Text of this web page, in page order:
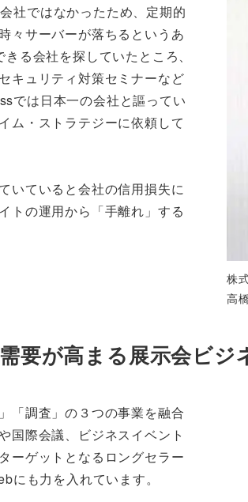
社ではなかったため、定期的
々サーバーが落ちるというあ
る会社を探していたところ、
キュリティ対策セミナーなど
では日本一の会社と謳ってい
ム・ストラテジーに依頼して
いていると会社の信用損失に
トの運用から「手離れ」する
株
高
要が高まる展示会ビジ
「調査」の３つの事業を融合
国際会議、ビジネスイベント
ーゲットとなるロングセラー
にも力を入れています。